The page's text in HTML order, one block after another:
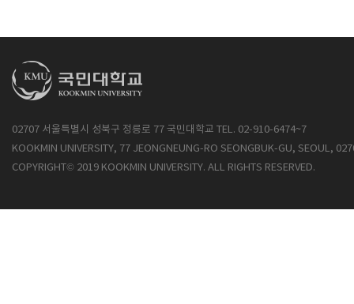
02707 서울특별시 성북구 정릉로 77 국민대학교 TEL. 02-910-6474~7
KOOKMIN UNIVERSITY, 77 JEONGNEUNG-RO SEONGBUK-GU, SEOUL,
COPYRIGHT© 2019 KOOKMIN UNIVERSITY. ALL RIGHTS RESERVED.